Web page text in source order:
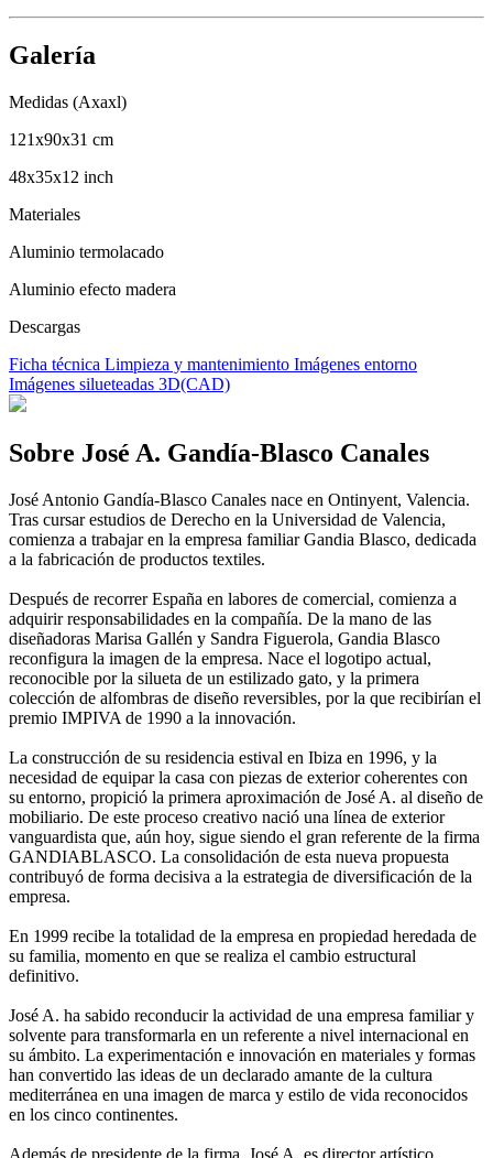
Galería
Medidas (Axaxl)
121x90x31 cm
48x35x12 inch
Materiales
Aluminio termolacado
Aluminio efecto madera
Descargas
Ficha técnica Limpieza y mantenimiento Imágenes entorno
Imágenes silueteadas 3D(CAD)
Sobre José A. Gandía-Blasco Canales
José Antonio Gandía-Blasco Canales nace en Ontinyent, Valencia.
Tras cursar estudios de Derecho en la Universidad de Valencia,
comienza a trabajar en la empresa familiar Gandia Blasco, dedicada
a la fabricación de productos textiles.
Después de recorrer España en labores de comercial, comienza a
adquirir responsabilidades en la compañía. De la mano de las
diseñadoras Marisa Gallén y Sandra Figuerola, Gandia Blasco
reconfigura la imagen de la empresa. Nace el logotipo actual,
reconocible por la silueta de un estilizado gato, y la primera
colección de alfombras de diseño reversibles, por la que recibirían el
premio IMPIVA de 1990 a la innovación.
La construcción de su residencia estival en Ibiza en 1996, y la
necesidad de equipar la casa con piezas de exterior coherentes con
su entorno, propició la primera aproximación de José A. al diseño de
mobiliario. De este proceso creativo nació una línea de exterior
vanguardista que, aún hoy, sigue siendo el gran referente de la firma
GANDIABLASCO. La consolidación de esta nueva propuesta
contribuyó de forma decisiva a la estrategia de diversificación de la
empresa.
En 1999 recibe la totalidad de la empresa en propiedad heredada de
su familia, momento en que se realiza el cambio estructural
definitivo.
José A. ha sabido reconducir la actividad de una empresa familiar y
solvente para transformarla en un referente a nivel internacional en
su ámbito. La experimentación e innovación en materiales y formas
han convertido las ideas de un declarado amante de la cultura
mediterránea en una imagen de marca y estilo de vida reconocidos
en los cinco continentes.
Además de presidente de la firma, José A. es director artístico.